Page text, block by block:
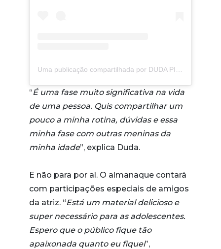
“É uma fase muito significativa na vida
de uma pessoa. Quis compartilhar um
pouco a minha rotina, dúvidas e essa
minha fase com outras meninas da
minha idade”, explica Duda.
E não para por aí. O almanaque contará
com participações especiais de amigos
da atriz. “Está um material delicioso e
super necessário para as adolescentes.
Espero que o público fique tão
apaixonada quanto eu fiquei”,